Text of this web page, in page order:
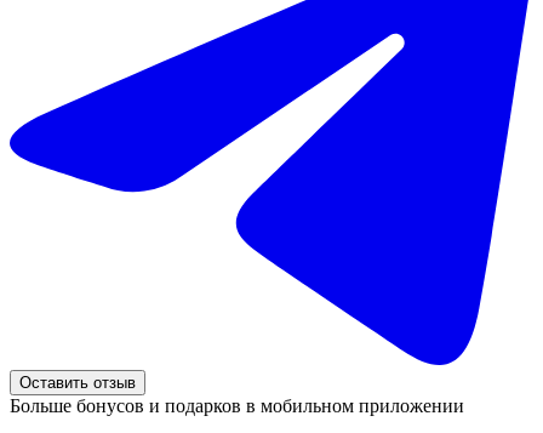
Оставить отзыв
Больше бонусов и подарков в мобильном приложении